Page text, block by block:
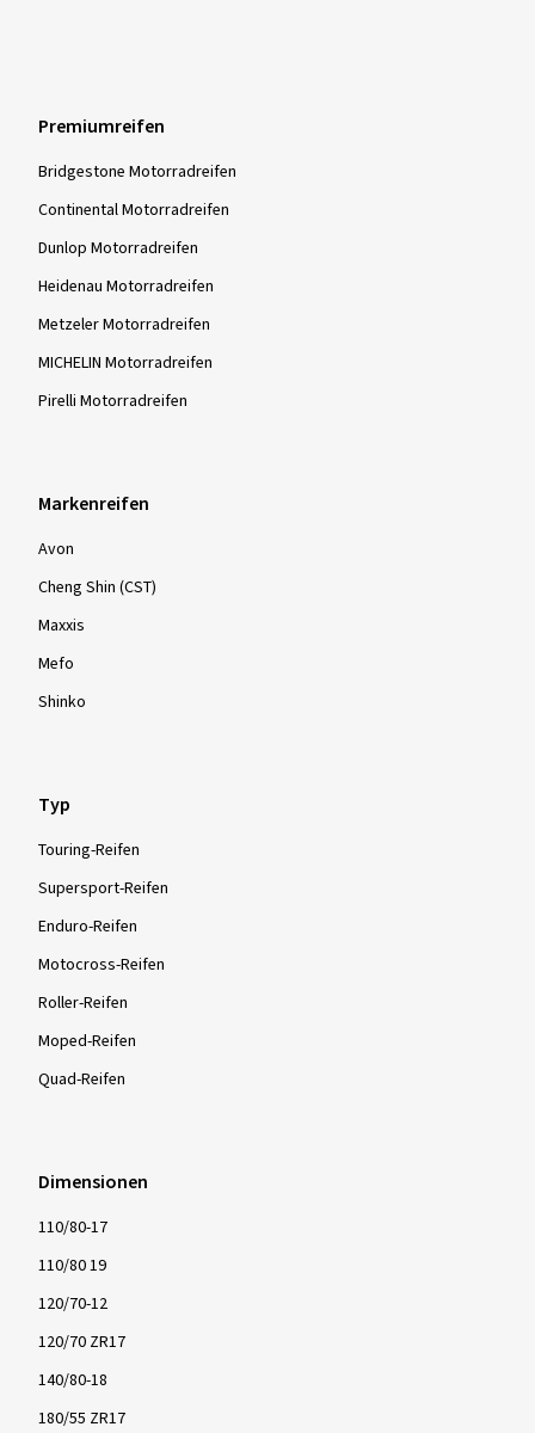
Premiumreifen
Bridgestone Motorradreifen
Continental Motorradreifen
Dunlop Motorradreifen
Heidenau Motorradreifen
Metzeler Motorradreifen
MICHELIN Motorradreifen
Pirelli Motorradreifen
Markenreifen
Avon
Cheng Shin (CST)
Maxxis
Mefo
Shinko
Typ
Touring-Reifen
Supersport-Reifen
Enduro-Reifen
Motocross-Reifen
Roller-Reifen
Moped-Reifen
Quad-Reifen
Dimensionen
110/80-17
110/80 19
120/70-12
120/70 ZR17
140/80-18
180/55 ZR17